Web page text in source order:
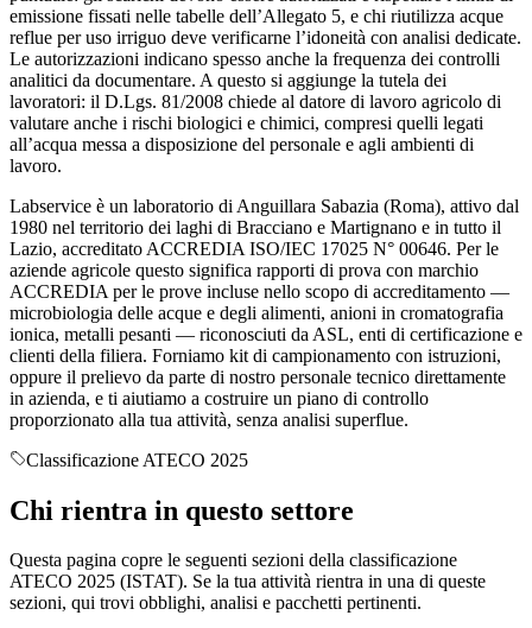
emissione fissati nelle tabelle dell’Allegato 5, e chi riutilizza acque
reflue per uso irriguo deve verificarne l’idoneità con analisi dedicate.
Le autorizzazioni indicano spesso anche la frequenza dei controlli
analitici da documentare. A questo si aggiunge la tutela dei
lavoratori: il D.Lgs. 81/2008 chiede al datore di lavoro agricolo di
valutare anche i rischi biologici e chimici, compresi quelli legati
all’acqua messa a disposizione del personale e agli ambienti di
lavoro.
Labservice è un laboratorio di Anguillara Sabazia (Roma), attivo dal
1980 nel territorio dei laghi di Bracciano e Martignano e in tutto il
Lazio, accreditato ACCREDIA ISO/IEC 17025 N° 00646. Per le
aziende agricole questo significa rapporti di prova con marchio
ACCREDIA per le prove incluse nello scopo di accreditamento —
microbiologia delle acque e degli alimenti, anioni in cromatografia
ionica, metalli pesanti — riconosciuti da ASL, enti di certificazione e
clienti della filiera. Forniamo kit di campionamento con istruzioni,
oppure il prelievo da parte di nostro personale tecnico direttamente
in azienda, e ti aiutiamo a costruire un piano di controllo
proporzionato alla tua attività, senza analisi superflue.
Classificazione ATECO 2025
Chi rientra in questo settore
Questa pagina copre le seguenti sezioni della classificazione
ATECO 2025 (ISTAT). Se la tua attività rientra in una di queste
sezioni, qui trovi obblighi, analisi e pacchetti pertinenti.